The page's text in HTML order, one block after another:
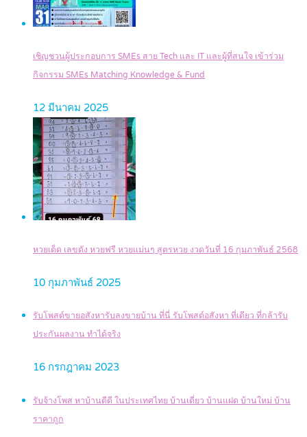
เชิญชวนผู้ประกอบการ SMEs สาย Tech และ IT และผู้ที่สนใจ เข้าร่วม
กิจกรรม SMEs Matching Knowledge & Fund
12 มีนาคม 2025
หวยเด็ด เลขดัง หวยฟรี หวยแม่นๆ สูตรหวย งวดวันที่ 16 กุมภาพันธ์ 2568
10 กุมภาพันธ์ 2025
รับโพสต์ขายอสังหารับลงขายบ้าน ที่นี่ รับโพสต์อสังหา ที่เดียว ที่กล้ารับ
ประกันผลงาน ทำได้จริง
16 กรกฎาคม 2023
รับจ้างโพส หาบ้านดีดี ในประเทศไทย บ้านเดี่ยว บ้านแฝด บ้านใหม่ บ้าน
ราคาถูก